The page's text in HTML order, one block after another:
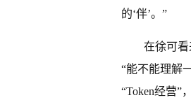
的‘伴’。”
在徐可
“能不能理解
“Token经营”